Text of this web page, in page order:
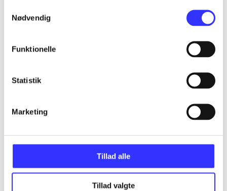
Nødvendig
Funktionelle
Statistik
Marketing
Tillad alle
Tillad valgte
Romerske kejsere